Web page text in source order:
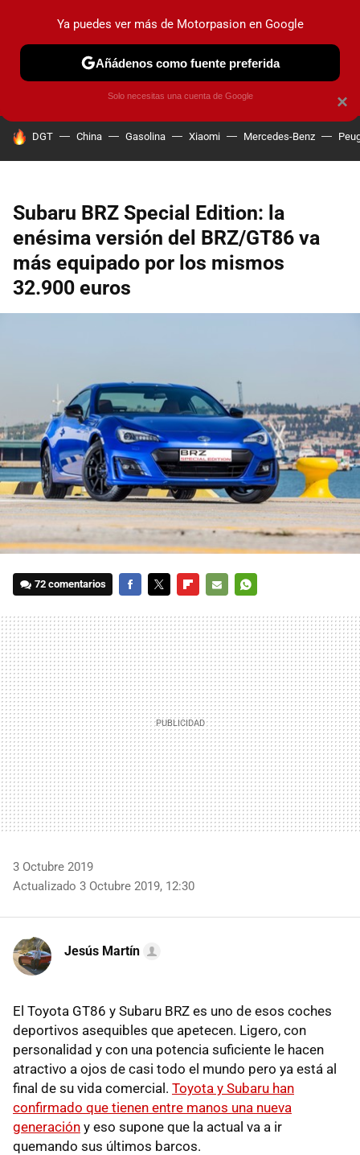
PRUEBAS COCHES ELÉCTRICOS OBSERVATORIO
HOY SE HABLA DE
DGT China Gasolina Xiaomi Mercedes-Benz
Subaru BRZ Special Edition: la
enésima versión del BRZ/GT86 va
más equipado por los mismos
32.900 euros
72 comentarios
MAIL
3 Octubre 2019
Actualizado 3 Octubre 2019, 12:30
Jesús Martín
El Toyota GT86 y Subaru BRZ es uno de esos coches
deportivos asequibles que apetecen. Ligero, con
personalidad y con una potencia suficiente le hacen
atractivo a ojos de casi todo el mundo pero ya está al
final de su vida comercial. Toyota y Subaru han
confirmado que tienen entre manos una nueva
generación y eso supone que la actual va a ir
quemando sus últimos barcos.
×
Ya puedes ver más de Motorpasion en Google
Añádenos como fuente preferida
Solo necesitas una cuenta de Google